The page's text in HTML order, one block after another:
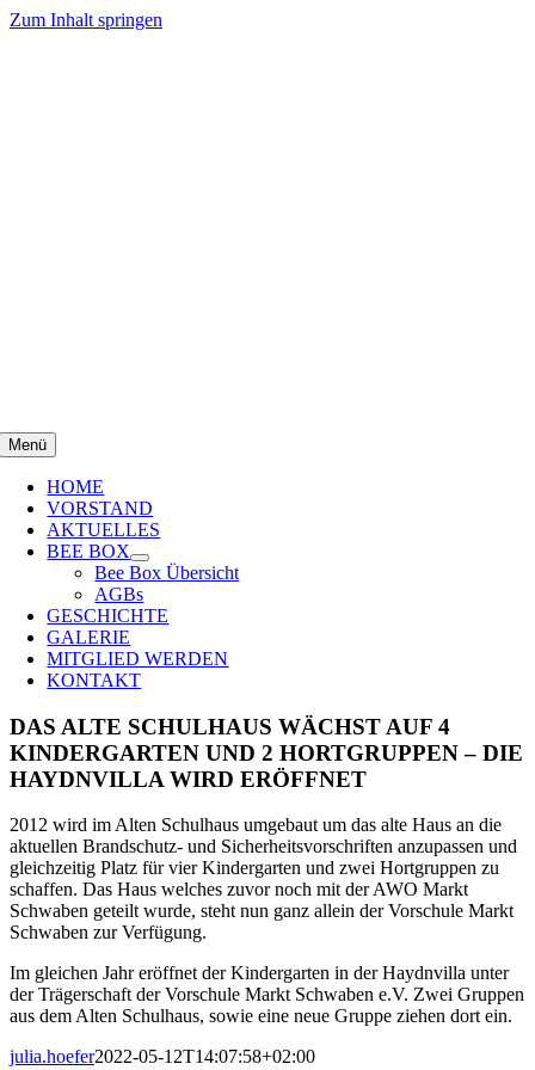
Zum Inhalt springen
Menü
HOME
VORSTAND
AKTUELLES
BEE BOX
Bee Box Übersicht
AGBs
GESCHICHTE
GALERIE
MITGLIED WERDEN
KONTAKT
DAS ALTE SCHULHAUS WÄCHST AUF 4
KINDERGARTEN UND 2 HORTGRUPPEN – DIE
HAYDNVILLA WIRD ERÖFFNET
2012 wird im Alten Schulhaus umgebaut um das alte Haus an die
aktuellen Brandschutz- und Sicherheitsvorschriften anzupassen und
gleichzeitig Platz für vier Kindergarten und zwei Hortgruppen zu
schaffen. Das Haus welches zuvor noch mit der AWO Markt
Schwaben geteilt wurde, steht nun ganz allein der Vorschule Markt
Schwaben zur Verfügung.
Im gleichen Jahr eröffnet der Kindergarten in der Haydnvilla unter
der Trägerschaft der Vorschule Markt Schwaben e.V. Zwei Gruppen
aus dem Alten Schulhaus, sowie eine neue Gruppe ziehen dort ein.
julia.hoefer2022-05-12T14:07:58+02:00